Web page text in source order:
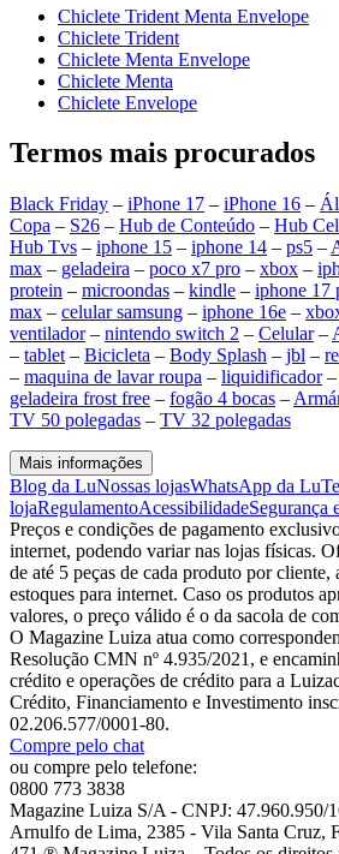
Chiclete Trident Menta Envelope
Chiclete Trident
Chiclete Menta Envelope
Chiclete Menta
Chiclete Envelope
Termos mais procurados
Black Friday – iPhone 17 – iPhone 16 –
Copa – S26 – Hub de Conteúdo – Hub
Hub Tvs – iphone 15 – iphone 14 – ps5 –
max – geladeira – poco x7 pro – xbox –
protein – microondas – kindle – iphone 17
max – celular samsung – iphone 16e –
ventilador– nintendo switch 2 – Celular–
– tablet – Bicicleta – Body Splash – jbl –
– maquina de lavar roupa – liquidificador–
geladeira frost free – fogão 4 bocas –
TV 50 polegadas – TV 32 polegadas
Mais informações
Blog da LuNossas lojasWhatsApp da Lu
lojaRegulamentoAcessibilidadeSegurança
Preços e condições de pagamento
internet, podendo variar nas lojas físicas.
de até 5 peças de cada produto por cliente,
estoques para internet. Caso os produtos
valores, o preço válido é o da sacola de
O Magazine Luiza atua como
Resolução CMN nº 4.935/2021, e
crédito e operações de crédito para a
Crédito, Financiamento e Investimento
02.206.577/0001-80.
Compre pelo chat
ou compre pelo telefone:
0800 773 3838
Magazine Luiza S/A - CNPJ: 47.960.950/
Arnulfo de Lima, 2385 - Vila Santa Cruz,